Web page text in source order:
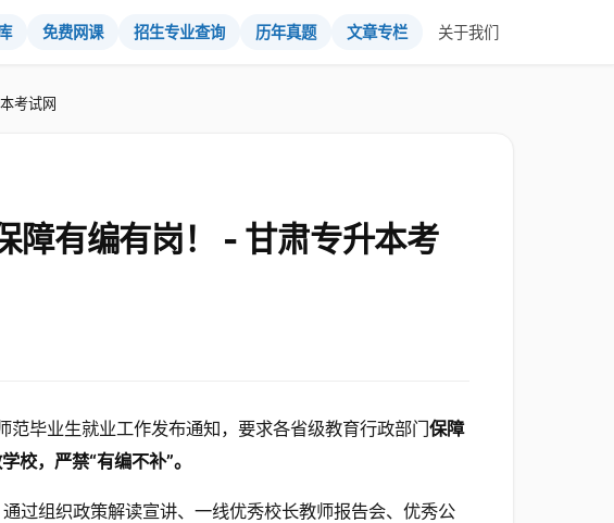
免费网课 招生专业查询 历年真题 文章专栏 关于我们
考试网
障有编有岗！ - 甘肃专升本考
毕业生就业工作发布通知，要求各省级教育行政部门保障
校，严禁“有编不补”。
过组织政策解读宣讲、一线优秀校长教师报告会、优秀公